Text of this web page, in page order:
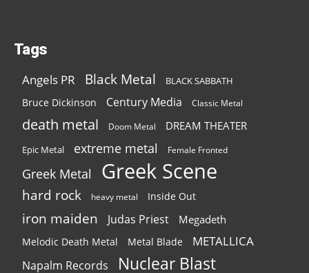
Tags
Angels PR Black Metal BLACK SABBATH
Bruce Dickinson Century Media Classic Metal
death metal Doom Metal DREAM THEATER
Epic Metal extreme metal Female Fronted
Greek Metal Greek Scene
hard rock heavy metal Inside Out
iron maiden Judas Priest Megadeth
Melodic Death Metal Metal Blade METALLICA
Napalm Records Nuclear Blast